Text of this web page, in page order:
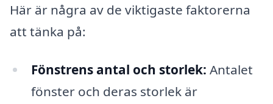
Här är några av de viktigaste faktorerna
att tänka på:
Fönstrens antal och storlek: Antalet
fönster och deras storlek är